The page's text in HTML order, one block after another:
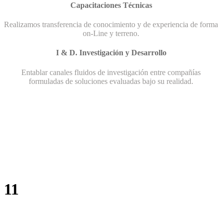
Capacitaciones Técnicas
Realizamos transferencia de conocimiento y de experiencia de forma
on-Line y terreno.
I & D. Investigación y Desarrollo
Entablar canales fluidos de investigación entre compañías
formuladas de soluciones evaluadas bajo su realidad.
11